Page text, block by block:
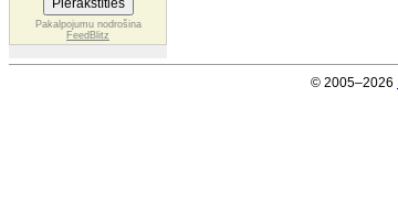
Pakalpojumu nodrošina
FeedBlitz
© 2005–2026